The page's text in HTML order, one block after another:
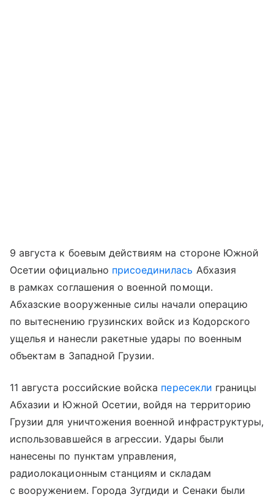
9 августа к боевым действиям на стороне Южной
Осетии официально присоединилась Абхазия
в рамках соглашения о военной помощи.
Абхазские вооруженные силы начали операцию
по вытеснению грузинских войск из Кодорского
ущелья и нанесли ракетные удары по военным
объектам в Западной Грузии.
11 августа российские войска пересекли границы
Абхазии и Южной Осетии, войдя на территорию
Грузии для уничтожения военной инфраструктуры,
использовавшейся в агрессии. Удары были
нанесены по пунктам управления,
радиолокационным станциям и складам
с вооружением. Города Зугдиди и Сенаки были